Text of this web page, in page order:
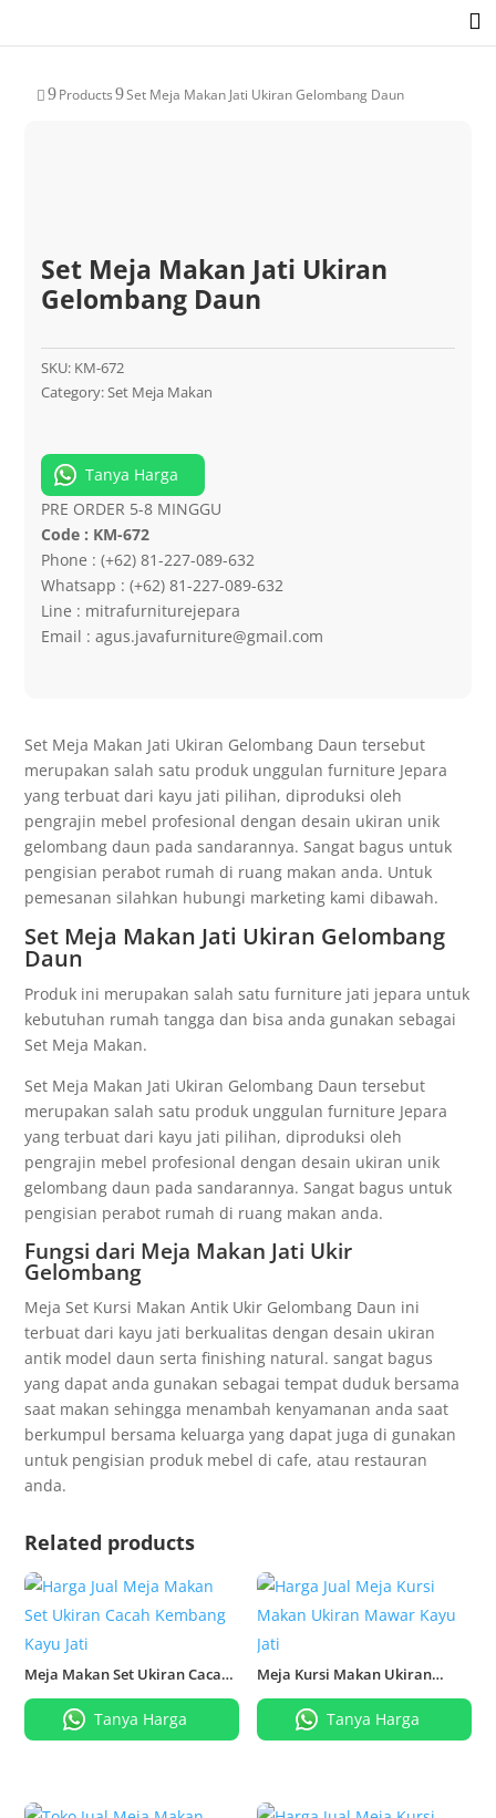

 9Products 9Set Meja Makan Jati Ukiran Gelombang Daun
Set Meja Makan Jati Ukiran
Gelombang Daun
SKU: KM-672
Category:Set Meja Makan
Tanya Harga
PRE ORDER 5-8 MINGGU
Code : KM-672
Phone : (+62) 81-227-089-632
Whatsapp : (+62) 81-227-089-632
Line : mitrafurniturejepara
Email : agus.javafurniture@gmail.com
Set Meja Makan Jati Ukiran Gelombang Daun tersebut
merupakan salah satu produk unggulan furniture Jepara
yang terbuat dari kayu jati pilihan, diproduksi oleh
pengrajin mebel profesional dengan desain ukiran unik
gelombang daun pada sandarannya. Sangat bagus untuk
pengisian perabot rumah di ruang makan anda. Untuk
pemesanan silahkan hubungi marketing kami dibawah.
Set Meja Makan Jati Ukiran Gelombang
Daun
Produk ini merupakan salah satu furniture jati jepara untuk
kebutuhan rumah tangga dan bisa anda gunakan sebagai
Set Meja Makan.
Set Meja Makan Jati Ukiran Gelombang Daun tersebut
merupakan salah satu produk unggulan furniture Jepara
yang terbuat dari kayu jati pilihan, diproduksi oleh
pengrajin mebel profesional dengan desain ukiran unik
gelombang daun pada sandarannya. Sangat bagus untuk
pengisian perabot rumah di ruang makan anda.
Fungsi dari Meja Makan Jati Ukir
Gelombang
Meja Set Kursi Makan Antik Ukir Gelombang Daun ini
terbuat dari kayu jati berkualitas dengan desain ukiran
antik model daun serta finishing natural. sangat bagus
yang dapat anda gunakan sebagai tempat duduk bersama
saat makan sehingga menambah kenyamanan anda saat
berkumpul bersama keluarga yang dapat juga di gunakan
untuk pengisian produk mebel di cafe, atau restauran
anda.
Related products
Meja Makan Set Ukiran Cacah
Tanya Harga
Meja Kursi Makan Ukiran
Tanya Harga